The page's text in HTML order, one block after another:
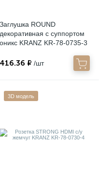
Заглушка ROUND
декоративная с суппортом
оникс KRANZ KR-78-0735-3
416.36 ₽ /шт
3D модель